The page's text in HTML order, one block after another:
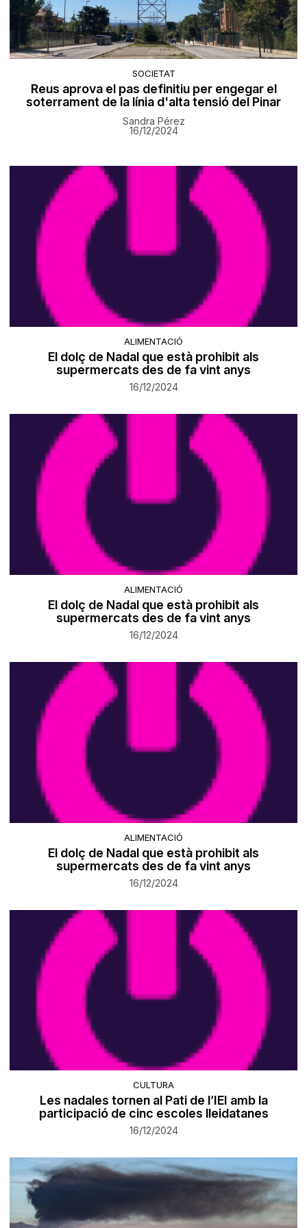
SOCIETAT
Reus aprova el pas definitiu per engegar el
soterrament de la línia d'alta tensió del Pinar
Sandra Pérez
16/12/2024
ALIMENTACIÓ
El dolç de Nadal que està prohibit als
supermercats des de fa vint anys
16/12/2024
ALIMENTACIÓ
El dolç de Nadal que està prohibit als
supermercats des de fa vint anys
16/12/2024
ALIMENTACIÓ
El dolç de Nadal que està prohibit als
supermercats des de fa vint anys
16/12/2024
CULTURA
Les nadales tornen al Pati de l’IEI amb la
participació de cinc escoles lleidatanes
16/12/2024